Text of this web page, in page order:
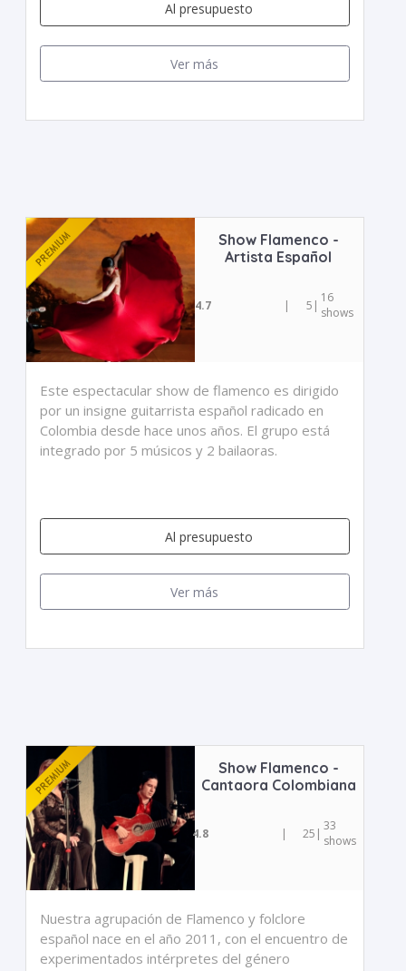
Al presupuesto
Ver más
Show Flamenco -
Artista Español
4.7 | 5 | 16
shows
Este espectacular show de flamenco es dirigido
por un insigne guitarrista español radicado en
Colombia desde hace unos años. El grupo está
integrado por 5 músicos y 2 bailaoras.
Al presupuesto
Ver más
Show Flamenco -
Cantaora Colombiana
4.8 | 25 | 33
shows
Nuestra agrupación de Flamenco y folclore
español nace en el año 2011, con el encuentro de
experimentados intérpretes del género